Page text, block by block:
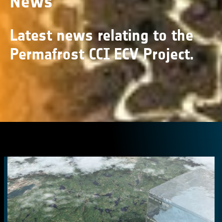
Latest news relating to the
Permafrost CCI ECV Project.